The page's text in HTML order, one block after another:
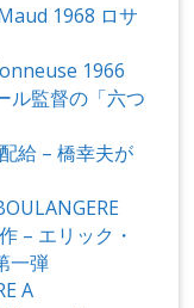
1968 ロサ
1966
ル監督の「六つ
給 – 橋幸夫が
– エリック・
一弾
A